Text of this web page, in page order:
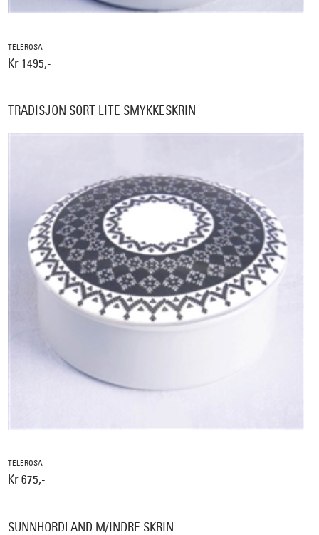
TELEROSA
Kr 1495,-
TRADISJON SORT LITE SMYKKESKRIN
TELEROSA
Kr 675,-
SUNNHORDLAND M/INDRE SKRIN